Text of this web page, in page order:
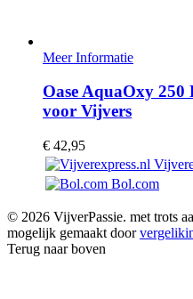
Meer Informatie
Oase AquaOxy
voor Vijvers
€ 42,95
Bol.com
© 2026 VijverPassie. met trots
mogelijk gemaakt door
Terug naar boven